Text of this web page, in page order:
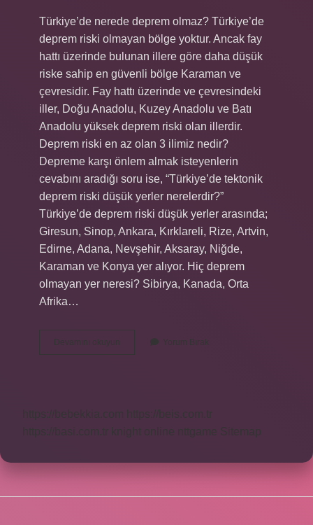
Türkiye’de nerede deprem olmaz? Türkiye’de
deprem riski olmayan bölge yoktur. Ancak fay
hattı üzerinde bulunan illere göre daha düşük
riske sahip en güvenli bölge Karaman ve
çevresidir. Fay hattı üzerinde ve çevresindeki
iller, Doğu Anadolu, Kuzey Anadolu ve Batı
Anadolu yüksek deprem riski olan illerdir.
Deprem riski en az olan 3 ilimiz nedir?
Depreme karşı önlem almak isteyenlerin
cevabını aradığı soru ise, “Türkiye’de tektonik
deprem riski düşük yerler nerelerdir?”
Türkiye’de deprem riski düşük yerler arasında;
Giresun, Sinop, Ankara, Kırklareli, Rize, Artvin,
Edirne, Adana, Nevşehir, Aksaray, Niğde,
Karaman ve Konya yer alıyor. Hiç deprem
olmayan yer neresi? Sibirya, Kanada, Orta
Afrika…
Devamını okuyun
Ilde
Yorum Bırak
https://bebekkia.com
https://beis.com.tr
https://basi.com.tr
knight online nttgame Sitemap